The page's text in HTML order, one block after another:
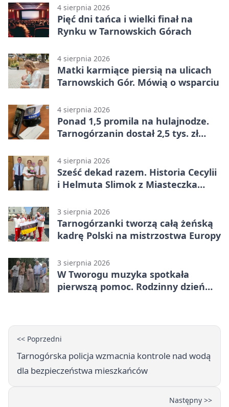
4 sierpnia 2026
Pięć dni tańca i wielki finał na
Rynku w Tarnowskich Górach
4 sierpnia 2026
Matki karmiące piersią na ulicach
Tarnowskich Gór. Mówią o wsparciu
4 sierpnia 2026
Ponad 1,5 promila na hulajnodze.
Tarnogórzanin dostał 2,5 tys. zł
4 sierpnia 2026
Sześć dekad razem. Historia Cecylii
i Helmuta Slimok z Miasteczka
3 sierpnia 2026
Tarnogórzanki tworzą całą żeńską
kadrę Polski na mistrzostwa Europy
3 sierpnia 2026
W Tworogu muzyka spotkała
pierwszą pomoc. Rodzinny dzień
<< Poprzedni
Tarnogórska policja wzmacnia kontrole nad wodą
dla bezpieczeństwa mieszkańców
Następny >>